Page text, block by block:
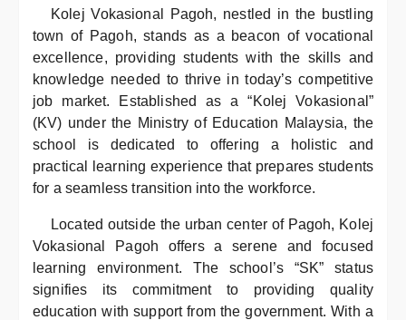
Kolej Vokasional Pagoh, nestled in the bustling
town of Pagoh, stands as a beacon of vocational
excellence, providing students with the skills and
knowledge needed to thrive in today’s competitive
job market. Established as a “Kolej Vokasional”
(KV) under the Ministry of Education Malaysia, the
school is dedicated to offering a holistic and
practical learning experience that prepares students
for a seamless transition into the workforce.
Located outside the urban center of Pagoh, Kolej
Vokasional Pagoh offers a serene and focused
learning environment. The school’s “SK” status
signifies its commitment to providing quality
education with support from the government. With a